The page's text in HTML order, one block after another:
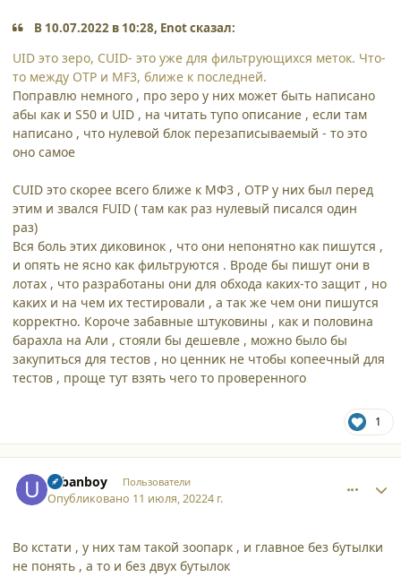
В 10.07.2022 в 10:28, Enot сказал:
UID это зеро, CUID- это уже для фильтрующихся меток. Что-
то между OTP и MF3, ближе к последней.
Поправлю немного , про зеро у них может быть написано
абы как и S50 и UID , на читать тупо описание , если там
написано , что нулевой блок перезаписываемый - то это
оно самое
CUID это скорее всего ближе к МФ3 , ОТР у них был перед
этим и звался FUID ( там как раз нулевый писался один
раз)
Вся боль этих диковинок , что они непонятно как пишутся ,
и опять не ясно как фильтруются . Вроде бы пишут они в
лотах , что разработаны они для обхода каких-то защит , но
каких и на чем их тестировали , а так же чем они пишутся
корректно. Короче забавные штуковины , как и половина
барахла на Али , стояли бы дешевле , можно было бы
закупиться для тестов , но ценник не чтобы копеечный для
тестов , проще тут взять чего то проверенного
1
urbanboy Пользователи
Опубликовано 11 июля, 20224 г.
Во кстати , у них там такой зоопарк , и главное без бутылки
не понять , а то и без двух бутылок